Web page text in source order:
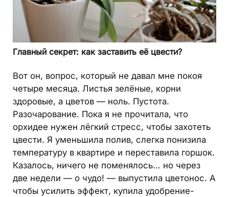
Главный секрет: как заставить её цвести?
Вот он, вопрос, который не давал мне покоя
четыре месяца. Листья зелёные, корни
здоровые, а цветов — ноль. Пустота.
Разочарование. Пока я не прочитала, что
орхидее нужен лёгкий стресс, чтобы захотеть
цвести. Я уменьшила полив, слегка понизила
температуру в квартире и переставила горшок.
Казалось, ничего не поменялось… но через
две недели — о чудо! — выпустила цветонос. А
чтобы усилить эффект, купила удобрение-